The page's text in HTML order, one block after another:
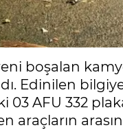
boşalan
Edinilen
03 AFU 332
araçların